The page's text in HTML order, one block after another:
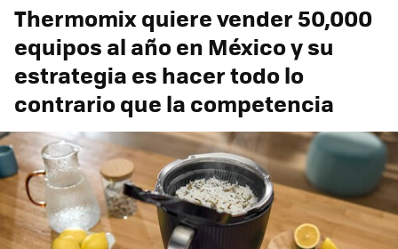
Thermomix quiere vender 50,000
equipos al año en México y su
estrategia es hacer todo lo
contrario que la competencia